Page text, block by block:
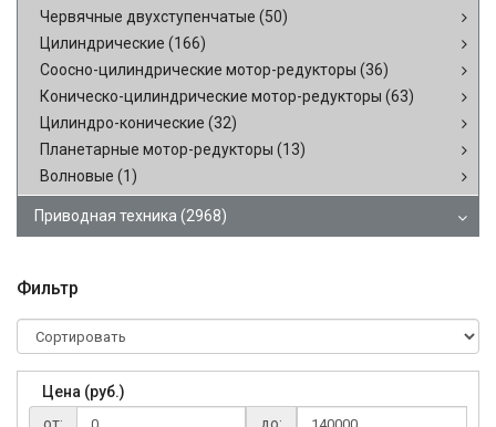
Червячные двухступенчатые (50)
Цилиндрические (166)
Соосно-цилиндрические мотор-редукторы (36)
Коническо-цилиндрические мотор-редукторы (63)
Цилиндро-конические (32)
Планетарные мотор-редукторы (13)
Волновые (1)
Приводная техника (2968)
Фильтр
Цена (руб.)